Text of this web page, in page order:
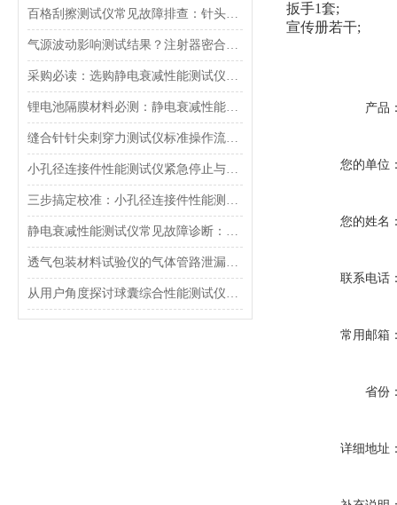
百格刮擦测试仪常见故障排查：针头磨损与运动轨迹偏移
气源波动影响测试结果？注射器密合性正压测试仪的稳压设计分析
采购必读：选购静电衰减性能测试仪的5个核心参数与避坑指南
锂电池隔膜材料必测：静电衰减性能测试仪的操作难点突破
缝合针针尖刺穿力测试仪标准操作流程（SOP）及实验员培训要点
小孔径连接件性能测试仪紧急停止与异常状态下的安全复位操作
三步搞定校准：小孔径连接件性能测试仪的每日开机自检流程详解
静电衰减性能测试仪常见故障诊断：充电不稳定与电位漂移排查
透气包装材料试验仪的气体管路泄漏防护与废气排放系统详解
从用户角度探讨球囊综合性能测试仪的故障问题
扳手1套;
宣传册若干;
产品
您的单位
您的姓名
联系电话
常用邮箱
省份
详细地址